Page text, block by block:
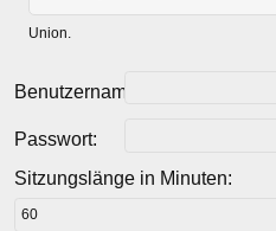
Union.
Benutzername:
Passwort:
Sitzungslänge in Minuten: